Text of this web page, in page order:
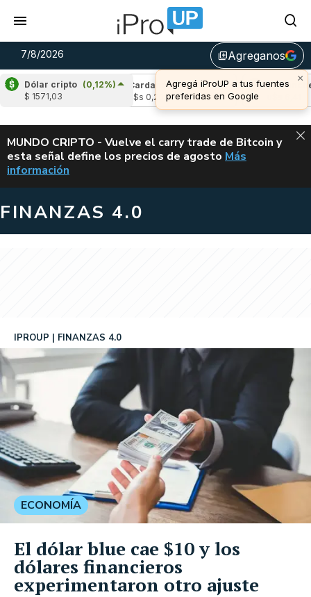
7/8/2026 library_addAgreganos
×
Agregá iProUP a tus fuentes
preferidas en Google
Dólar cripto (0,12%)
$ 1571,03
(-2,47%)
Cardano
(6,38%)
u$s 0,20
Avalanche
u$s 6,41
ALERTA
MUNDO CRIPTO - Vuelve el carry trade de Bitcoin y
esta señal define los precios de agosto VUELVE EL
Más
información
FINANZAS 4.0
IPROUP FINANZAS 4.0
ECONOMÍA
El dólar blue cae $10 y los
dólares financieros
experimentaron otro ajuste